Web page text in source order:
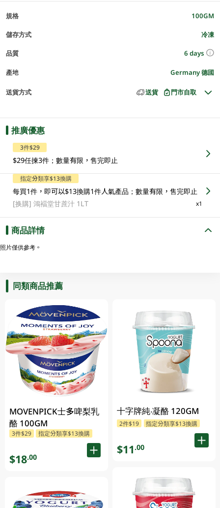
規格 100GM
儲存方式 冷凍
品質 6 days
產地 Germany 德國
送貨方式 送貨 門市自取
推廣優惠
3件$29
$29任揀3件；數量有限，售完即止
指定分類享$13換購
每買1件，即可以$13換購1件人氣產品；數量有限，售完即止
[换購]鴻褔堂甘蔗汁 1LT x1
商品詳情
照片僅供參考。
同類商品推薦
MOVENPICK士多啤梨乳
酪 100GM
3件$29 指定分類享$13換購
$18.00
十字牌純‧凝酪 120GM
2件$19 指定分類享$13換購
$11.00